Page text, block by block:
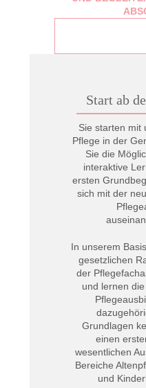
Start ab
Sie starten mit
Pflege in der
Sie die
interaktive
ersten
sich mit der
In unserem
gesetzlichen
der
und lernen
Grundlagen
einen
wesentlichen
Bereiche
und